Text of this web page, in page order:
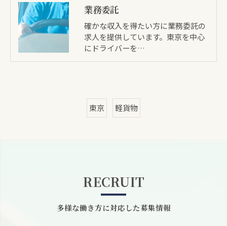
業務委託
確かな収入を得たい方に業務委託の
求人を提供しています。東京を中心
にドライバーを…
東京 軽貨物
RECRUIT
多様な働き方に対応した募集情報